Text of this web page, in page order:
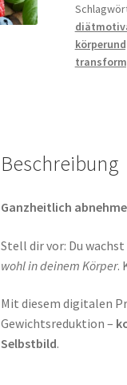
Beschreibung
Ganzheitlich
Stell dir vor: Du
wohl in deinem Körper.
Mit diesem digitalen
Gewichtsreduktion –
Selbstbild.